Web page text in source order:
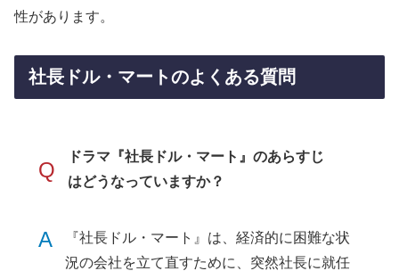
性があります。
社長ドル・マートのよくある質問
Q
ドラマ『社長ドル・マート』のあらすじ
はどうなっていますか？
A
『社長ドル・マート』は、経済的に困難な状
況の会社を立て直すために、突然社長に就任